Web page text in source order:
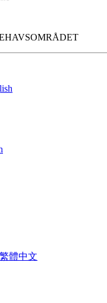
繁體中文